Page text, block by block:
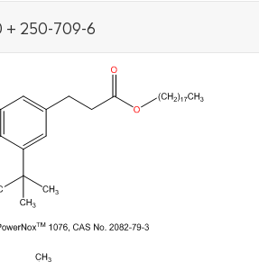
+ 250-709-6